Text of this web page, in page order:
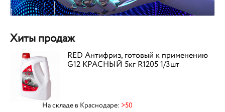
Хиты продаж
RED Антифриз, готовый к применению
G12 КРАСНЫЙ 5кг R1205 1/3шт
На складе в Краснодаре: >50